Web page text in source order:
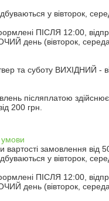
у вівторок,
ПІСЛЯ 12:00,
день (вівторок,
та суботу ВИХІДНИЙ -
післяплатою
200 грн.
вартості замовлення від
у вівторок,
ПІСЛЯ 12:00,
день (вівторок,